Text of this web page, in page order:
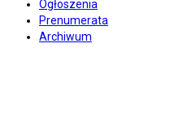
Ogłoszenia
Prenumerata
Archiwum